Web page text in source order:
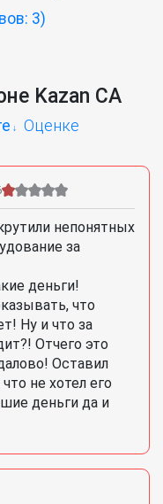
3)
Kazan CA
Оценке
непонятных
за
деньги!
что
Ну и что за
Отчего это
Оставил
не хотел его
деньги да и